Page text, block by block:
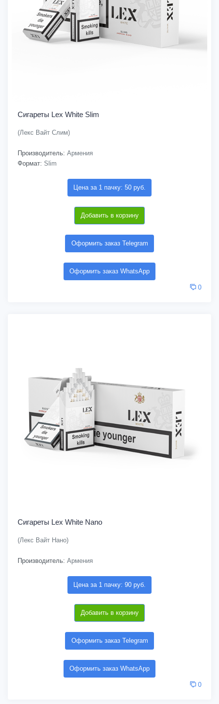
Сигареты Lex White Slim
(Лекс Вайт Слим)
Производитель: Армения
Формат: Slim
Цена за 1 пачку: 50 руб.
Добавить в корзину
Оформить заказ Telegram
Оформить заказ WhatsApp
0
Сигареты Lex White Nano
(Лекс Вайт Нано)
Производитель: Армения
Цена за 1 пачку: 90 руб.
Добавить в корзину
Оформить заказ Telegram
Оформить заказ WhatsApp
0